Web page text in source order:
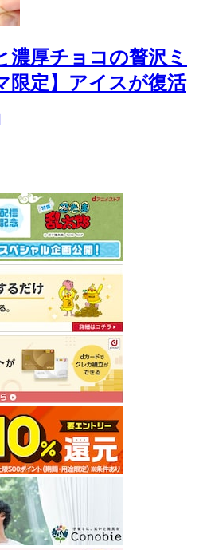
濃厚チョコの贅沢ミ
限定】アイスが復活